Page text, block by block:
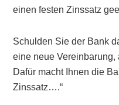
einen festen Zinssatz
Schulden Sie der Bank
eine neue
Dafür macht Ihnen die
Zinssatz….“